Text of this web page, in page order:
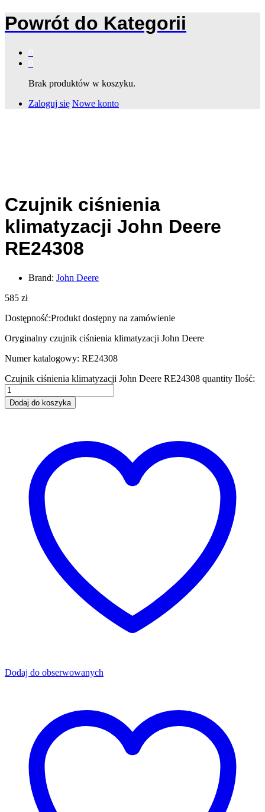
Powrót do Kategorii
Brak produktów w koszyku.
Zaloguj się Nowe konto
Czujnik ciśnienia
klimatyzacji John Deere
RE24308
Brand: John Deere
585 zł
Dostępność:Produkt dostępny na zamówienie
Oryginalny czujnik ciśnienia klimatyzacji John Deere
Numer katalogowy: RE24308
Czujnik ciśnienia klimatyzacji John Deere RE24308 quantity Ilość:
Dodaj do koszyka
Dodaj do obserwowanych